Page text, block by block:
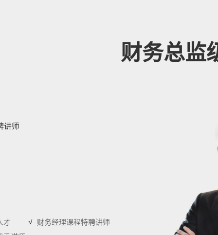
李** 1358****3210 已获得 1000 元助学金
财务总监